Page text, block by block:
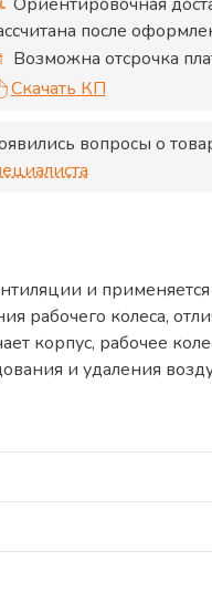
после
Возможна отсрочка
Скачать КП
вопросы о
и
рабочего колеса,
корпус, рабочее
и удаления